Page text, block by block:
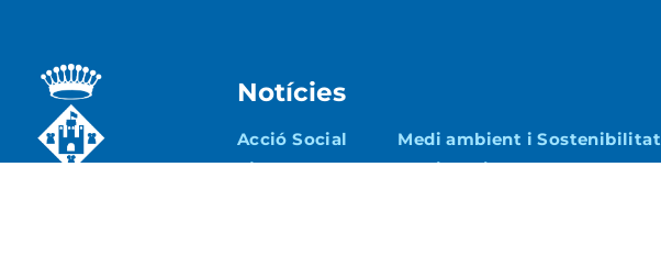
Notícies
Acció Social
Ajuntament
Medi ambient i Sostenibilitat
Patrimoni